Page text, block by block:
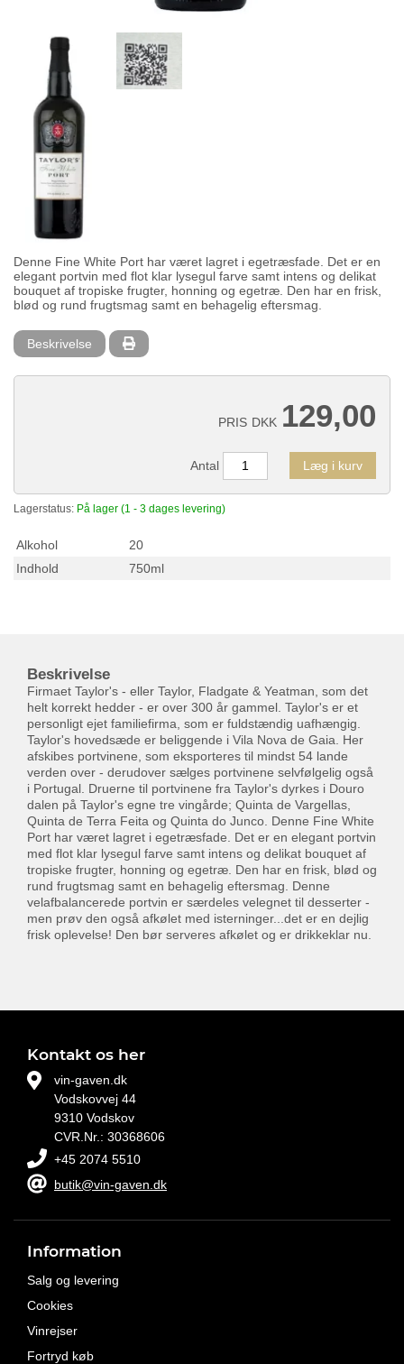
Denne Fine White Port har været lagret i egetræsfade. Det er en
elegant portvin med flot klar lysegul farve samt intens og delikat
bouquet af tropiske frugter, honning og egetræ. Den har en frisk,
blød og rund frugtsmag samt en behagelig eftersmag.
Beskrivelse
PRIS DKK 129,00
Antal Læg i kurv
Lagerstatus: På lager (1 - 3 dages levering)
Alkohol
20
Indhold
750ml
Beskrivelse
Firmaet Taylor's - eller Taylor, Fladgate & Yeatman, som det
helt korrekt hedder - er over 300 år gammel. Taylor's er et
personligt ejet familiefirma, som er fuldstændig uafhængig.
Taylor's hovedsæde er beliggende i Vila Nova de Gaia. Her
afskibes portvinene, som eksporteres til mindst 54 lande
verden over - derudover sælges portvinene selvfølgelig også
i Portugal. Druerne til portvinene fra Taylor's dyrkes i Douro
dalen på Taylor's egne tre vingårde; Quinta de Vargellas,
Quinta de Terra Feita og Quinta do Junco. Denne Fine White
Port har været lagret i egetræsfade. Det er en elegant portvin
med flot klar lysegul farve samt intens og delikat bouquet af
tropiske frugter, honning og egetræ. Den har en frisk, blød og
rund frugtsmag samt en behagelig eftersmag. Denne
velafbalancerede portvin er særdeles velegnet til desserter -
men prøv den også afkølet med isterninger...det er en dejlig
frisk oplevelse! Den bør serveres afkølet og er drikkeklar nu.
Kontakt os her
vin-gaven.dk
Vodskovvej 44
9310 Vodskov
CVR.Nr.: 30368606
+45 2074 5510
butik@vin-gaven.dk
Information
Salg og levering
Cookies
Vinrejser
Fortryd køb